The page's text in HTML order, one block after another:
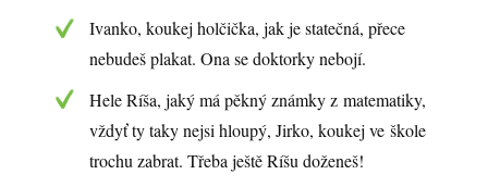
Ivanko, koukej holčička, jak je statečná, přece
nebudeš plakat. Ona se doktorky nebojí.
Hele Ríša, jaký má pěkný známky z matematiky,
vždyť ty taky nejsi hloupý, Jirko, koukej ve škole
trochu zabrat. Třeba ještě Ríšu doženeš!